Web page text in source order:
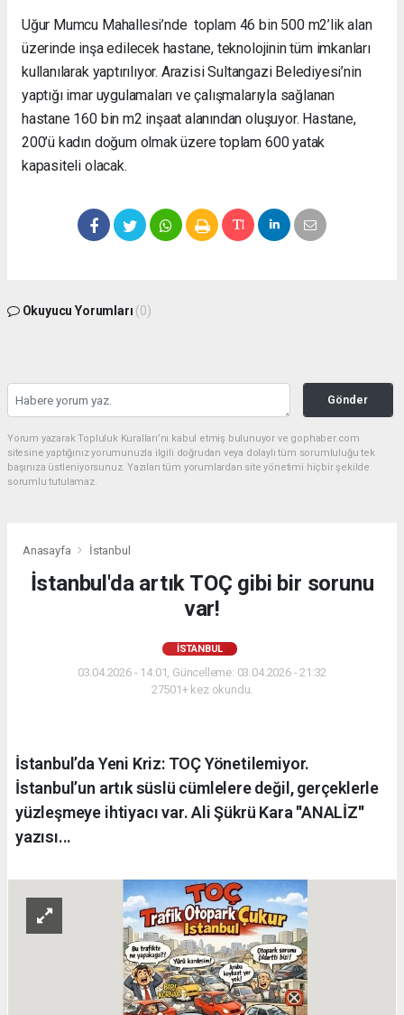
Uğur Mumcu Mahallesi’nde toplam 46 bin 500 m2’lik alan
üzerinde inşa edilecek hastane, teknolojinin tüm imkanları
kullanılarak yaptırılıyor. Arazisi Sultangazi Belediyesi’nin
yaptığı imar uygulamaları ve çalışmalarıyla sağlanan
hastane 160 bin m2 inşaat alanından oluşuyor. Hastane,
200’ü kadın doğum olmak üzere toplam 600 yatak
kapasiteli olacak.
Okuyucu Yorumları (0)
Gönder
Yorum yazarak Topluluk Kuralları’nı kabul etmiş bulunuyor ve gophaber.com
sitesine yaptığınız yorumunuzla ilgili doğrudan veya dolaylı tüm sorumluluğu tek
başınıza üstleniyorsunuz. Yazılan tüm yorumlardan site yönetimi hiçbir şekilde
sorumlu tutulamaz.
Anasayfa İstanbul
İstanbul'da artık TOÇ gibi bir sorunu
var!
İSTANBUL
03.04.2026 - 14:01, Güncelleme: 03.04.2026 - 21:32
27501+ kez okundu.
İstanbul’da Yeni Kriz: TOÇ Yönetilemiyor.
İstanbul’un artık süslü cümlelere değil, gerçeklerle
yüzleşmeye ihtiyacı var. Ali Şükrü Kara ''ANALİZ''
yazısı...